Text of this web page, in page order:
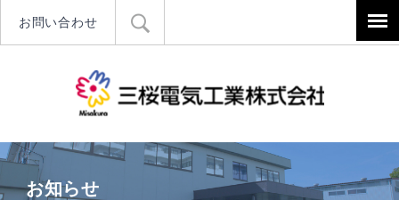
お問い合わせ
お知らせ